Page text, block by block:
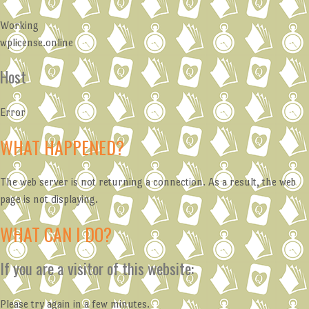
Working
wplicense.online
Host
Error
WHAT HAPPENED?
The web server is not returning a connection. As a result, the web
page is not displaying.
WHAT CAN I DO?
If you are a visitor of this website:
Please try again in a few minutes.